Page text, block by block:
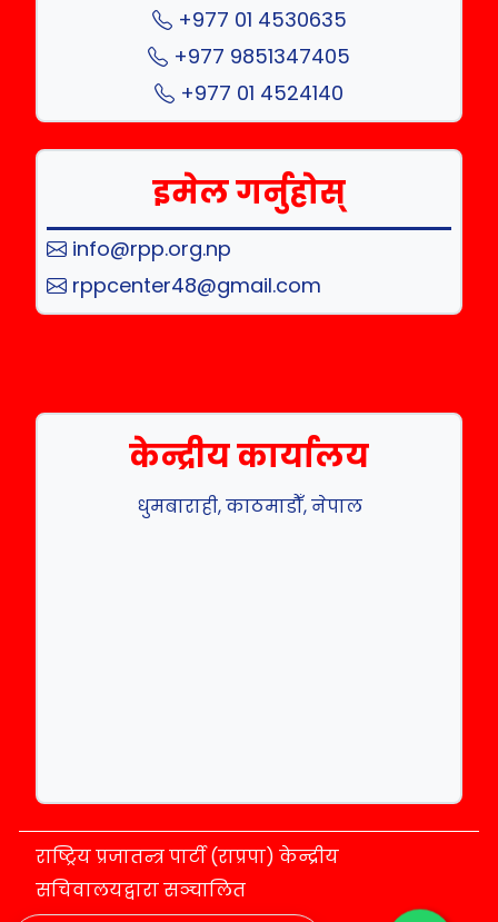
+977 01 4530635
+977 9851347405
+977 01 4524140
इमेल गर्नुहोस्
info@rpp.org.np
rppcenter48@gmail.com
केन्द्रीय कार्यालय
धुमबाराही, काठमाडौँ, नेपाल
राष्ट्रिय प्रजातन्त्र पार्टी (राप्रपा) केन्द्रीय
सचिवालयद्वारा सञ्चालित